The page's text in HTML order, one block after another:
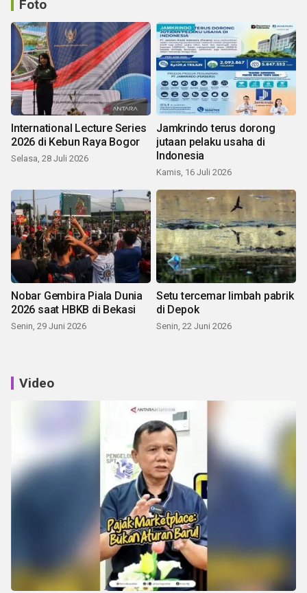
Foto
International Lecture Series
2026 di Kebun Raya Bogor
Selasa, 28 Juli 2026
Jamkrindo terus dorong
jutaan pelaku usaha di
Indonesia
Kamis, 16 Juli 2026
Nobar Gembira Piala Dunia
2026 saat HBKB di Bekasi
Senin, 29 Juni 2026
Setu tercemar limbah pabrik
di Depok
Senin, 22 Juni 2026
Video